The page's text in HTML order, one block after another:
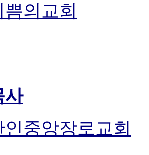
쁨의교회
사
인중앙장로교회